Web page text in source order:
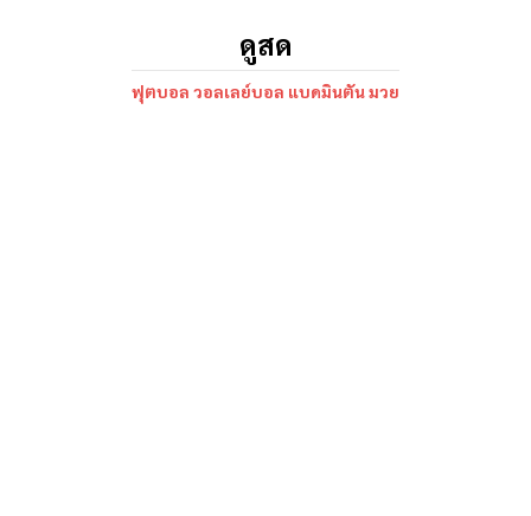
ดูสด
ฟุตบอล วอลเลย์บอล แบดมินตัน มวย